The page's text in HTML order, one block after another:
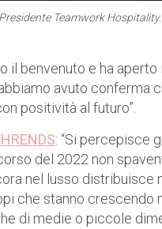
Teamwork Hospitality.
il benvenuto e ha
avuto conferma
positività al futuro”.
: “Si percepisce
del 2022 non
nel lusso
che stanno crescendo
di medie o piccole